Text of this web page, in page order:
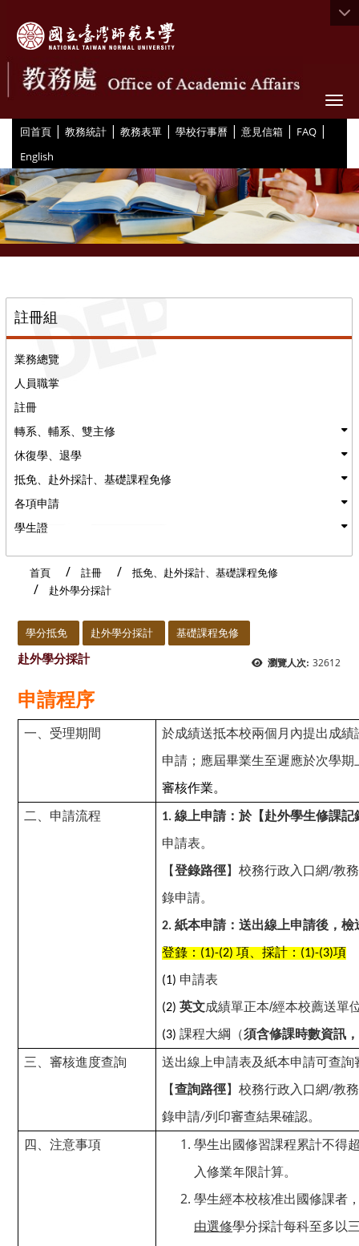
回首頁 | 教務統計 | 教務表單 | 學校行事曆 | 意見信箱 | FAQ |
English
註冊組
業務總覽
人員職掌
註冊
轉系、輔系、雙主修
休復學、退學
抵免、赴外採計、基礎課程免修
各項申請
學生證
首頁 註冊
抵免、赴外採計、基礎課程免修
赴外學分採計
學分抵免 赴外學分採計 基礎課程免修
瀏覽人次: 32612
赴外學分採計
申請程序
一、受理期間
於成績送抵本校兩個月內提出成
申請；應屆畢業生至遲應於次學
審核作業。
二、申請流程 1. 線上申請：於【赴外學生修課記
申請表。
【登錄路徑】校務行政入口網/教
錄申請。
2. 紙本申請：送出線上申請後，
登錄： (1)-(2) 項、採計： (1)-(3)項
(1) 申請表
(2) 英文成績單正本/經本校薦送單
(3) 課程大綱（須含修課時數資訊
三、審核進度查詢
送出線上申請表及紙本申請可查詢
【查詢路徑】校務行政入口網/教
錄申請/列印審查結果確認。
四、注意事項
學生出國修習課程累計不得
入修業年限計算。
學生經本校核准出國修課者
由選修學分採計每科至多以